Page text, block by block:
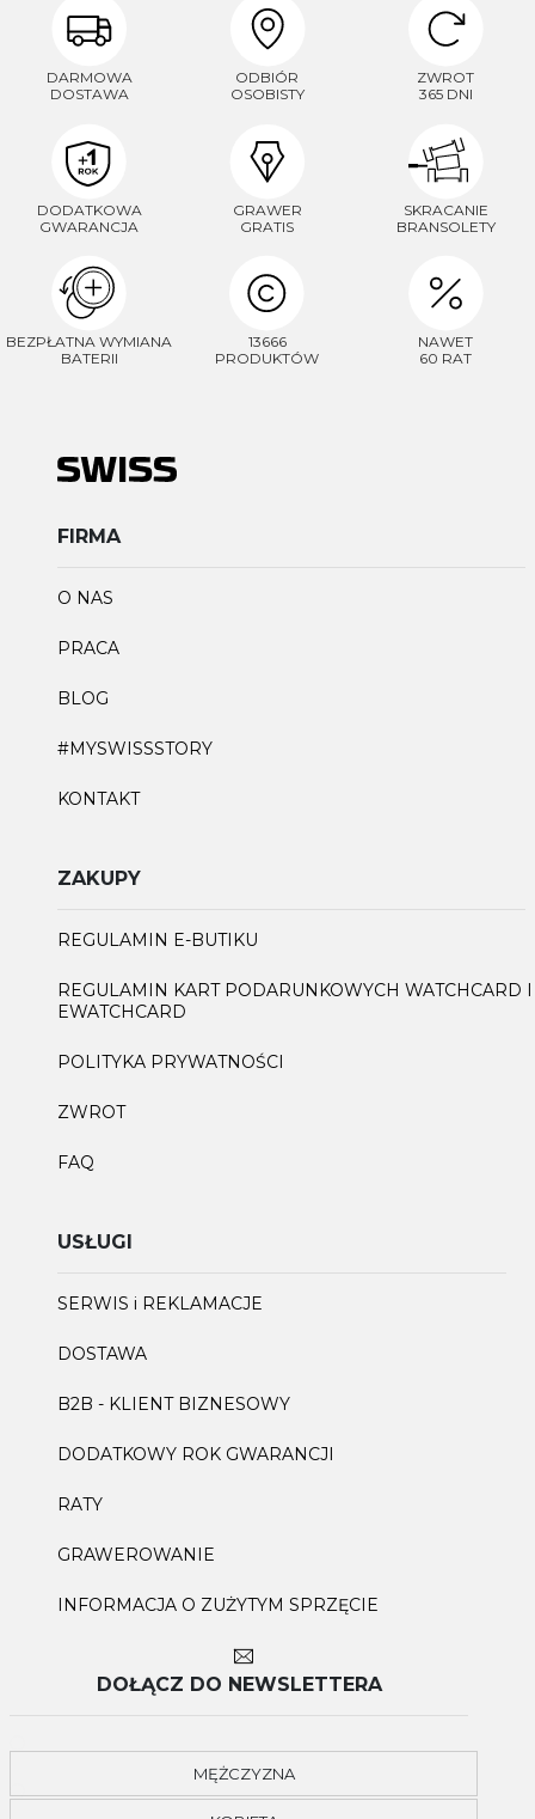
DARMOWA
DOSTAWA
ODBIÓR
OSOBISTY
ZWROT
365 DNI
DODATKOWA
GWARANCJA
GRAWER
GRATIS
SKRACANIE
BRANSOLETY
BEZPŁATNA WYMIANA
BATERII
13666
PRODUKTÓW
NAWET
60 RAT
FIRMA
O NAS
PRACA
BLOG
#MYSWISSSTORY
KONTAKT
ZAKUPY
REGULAMIN E-BUTIKU
REGULAMIN KART PODARUNKOWYCH WATCHCARD I
EWATCHCARD
POLITYKA PRYWATNOŚCI
ZWROT
FAQ
USŁUGI
SERWIS i REKLAMACJE
DOSTAWA
B2B - KLIENT BIZNESOWY
DODATKOWY ROK GWARANCJI
RATY
GRAWEROWANIE
INFORMACJA O ZUŻYTYM SPRZĘCIE
DOŁĄCZ DO NEWSLETTERA
MĘŻCZYZNA